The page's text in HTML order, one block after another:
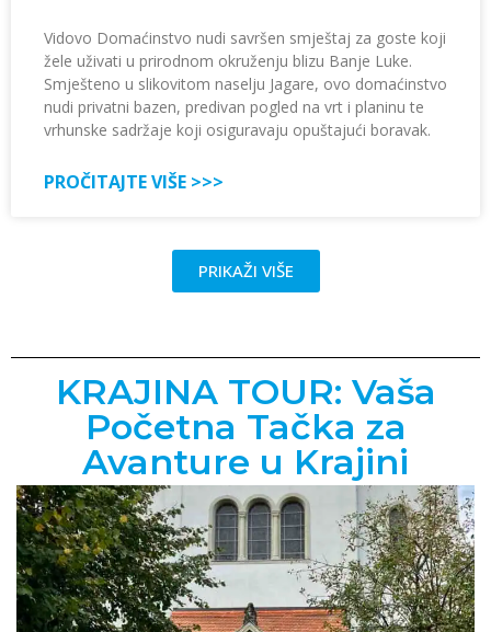
Vidovo Domaćinstvo nudi savršen smještaj za goste koji
žele uživati u prirodnom okruženju blizu Banje Luke.
Smješteno u slikovitom naselju Jagare, ovo domaćinstvo
nudi privatni bazen, predivan pogled na vrt i planinu te
vrhunske sadržaje koji osiguravaju opuštajući boravak.
PROČITAJTE VIŠE >>>
PRIKAŽI VIŠE
KRAJINA TOUR: Vaša
Početna Tačka za
Avanture u Krajini